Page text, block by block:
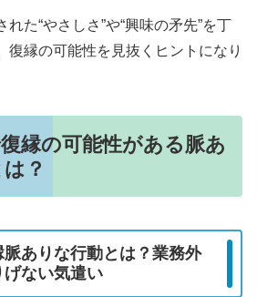
た“やさしさ”や“興味の矛先”を丁
復縁の可能性を見抜くヒントになり
縁の可能性がある脈あ
？
ありな行動とは？業務外
ない気遣い